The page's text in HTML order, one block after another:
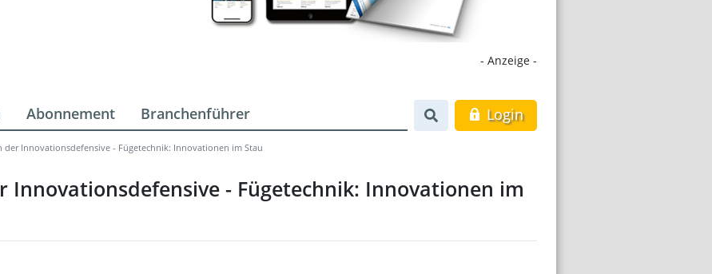
- Anzeige -
Abonnement Branchenführer Login
Innovationsdefensive - Fügetechnik: Innovationen im Stau
- Fügetechnik: Innovationen im